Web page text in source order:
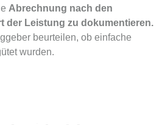
Abrechnung nach den
der Leistung zu dokumentieren.
beurteilen, ob einfache
wurden.